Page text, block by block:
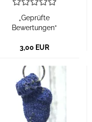
„Geprüfte
Bewertungen“
3,00 EUR